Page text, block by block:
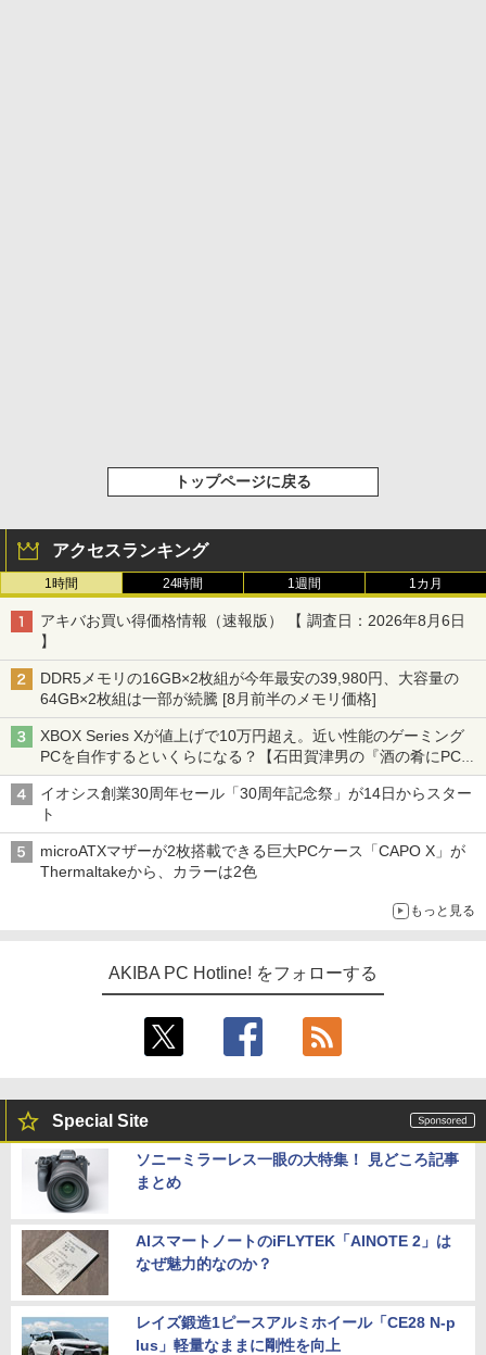
トップページに戻る
アクセスランキング
1時間 24時間 1週間 1カ月
アキバお買い得価格情報（速報版） 【 調査日：2026年8月6日
】
DDR5メモリの16GB×2枚組が今年最安の39,980円、大容量の
64GB×2枚組は一部が続騰 [8月前半のメモリ価格]
XBOX Series Xが値上げで10万円超え。近い性能のゲーミング
PCを自作するといくらになる？【石田賀津男の『酒の肴にPCゲ
ーム』】
イオシス創業30周年セール「30周年記念祭」が14日からスター
ト
microATXマザーが2枚搭載できる巨大PCケース「CAPO X」が
Thermaltakeから、カラーは2色
もっと見る
AKIBA PC Hotline! をフォローする
Special Site
ソニーミラーレス一眼の大特集！ 見どころ記事
まとめ
AIスマートノートのiFLYTEK「AINOTE 2」は
なぜ魅力的なのか？
レイズ鍛造1ピースアルミホイール「CE28 N-p
lus」軽量なままに剛性を向上